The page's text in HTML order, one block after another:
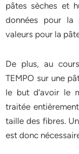
pâtes sèches et
données pour la
valeurs pour la
De plus, au
TEMPO sur une
le but d’avoir le
traitée
taille des fibres.
est donc